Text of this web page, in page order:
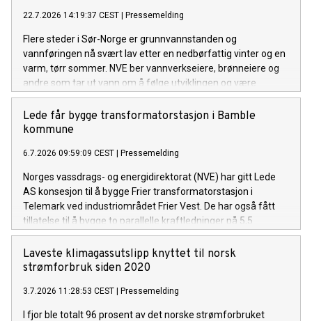
22.7.2026 14:19:37 CEST | Pressemelding
Flere steder i Sør-Norge er grunnvannstanden og
vannføringen nå svært lav etter en nedbørfattig vinter og en
varm, tørr sommer. NVE ber vannverkseiere, brønneiere og
andre som tar ut vann om å følge utviklingen og være
forberedt på å gjøre vannbesparende tiltak om det ikke
kommer mye regn de neste ukene.
Lede får bygge transformatorstasjon i Bamble
kommune
6.7.2026 09:59:09 CEST | Pressemelding
Norges vassdrags- og energidirektorat (NVE) har gitt Lede
AS konsesjon til å bygge Frier transformatorstasjon i
Telemark ved industriområdet Frier Vest. De har også fått
tillatelse til å bygge to parallelle kraftledninger på 5,5
kilometer, for å knytte stasjonen til Herum
transformatorstasjon.
Laveste klimagassutslipp knyttet til norsk
strømforbruk siden 2020
3.7.2026 11:28:53 CEST | Pressemelding
I fjor ble totalt 96 prosent av det norske strømforbruket